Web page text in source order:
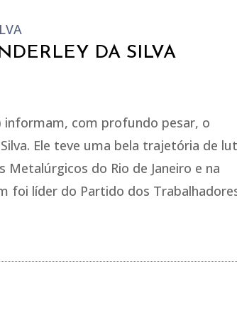
DA SILVA
informam, com profundo pesar, o
Ele teve uma bela trajetória de
do Rio de Janeiro e na
foi líder do Partido dos